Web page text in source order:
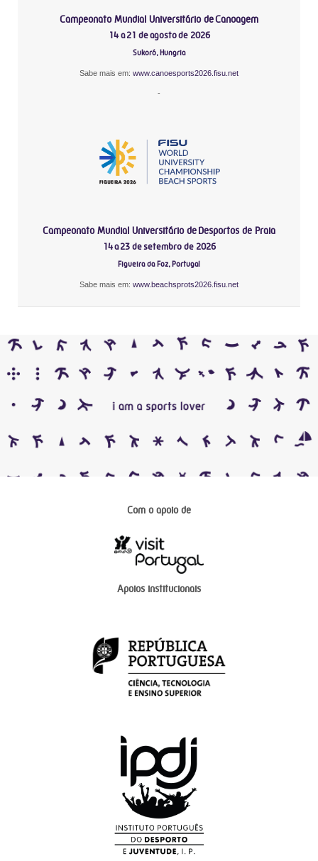
Campeonato Mundial Universitário de Canoagem
14 a 21 de agosto de 2026
Sukoró, Hungria
Sabe mais em: www.canoesports2026.fisu.net
-
Campeonato Mundial Universitário de Desportos de Praia
14 a 23 de setembro de 2026
Figueira da Foz, Portugal
Sabe mais em: www.beachsprots2026.fisu.net
Com o apoio de
Apoios institucionais